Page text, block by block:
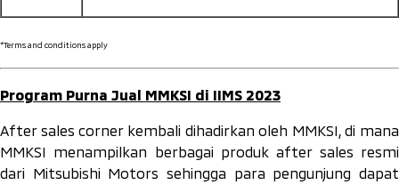
*Terms and conditions apply
Program Purna Jual MMKSI di IIMS 2023
After sales corner kembali dihadirkan oleh MMKSI, di mana
MMKSI menampilkan berbagai produk after sales resmi
dari Mitsubishi Motors sehingga para pengunjung dapat